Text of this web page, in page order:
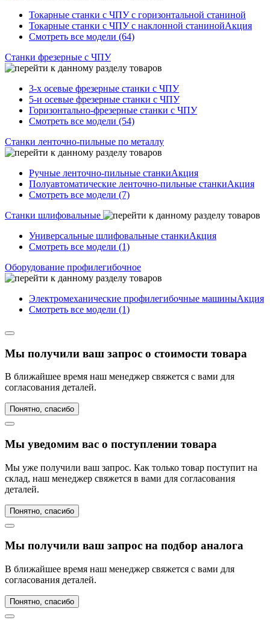
Токарные станки с ЧПУ с горизонтальной станиной
Токарные станки с ЧПУ с наклонной станинойАкция
Смотреть все модели (64)
Станки фрезерные с ЧПУ
3-х осевые фрезерные станки с ЧПУ
5-и осевые фрезерные станки с ЧПУ
Горизонтально-фрезерные станки с ЧПУ
Смотреть все модели (54)
Станки ленточно-пильные по металлу
Ручные ленточно-пильные станкиАкция
Полуавтоматические ленточно-пильные станкиАкция
Смотреть все модели (7)
Станки шлифовальные
Универсальные шлифовальные станкиАкция
Смотреть все модели (1)
Оборудование профилегибочное
Электромеханические профилегибочные машиныАкция
Смотреть все модели (1)
Мы получили ваш запрос о стоимости товара
В ближайшее время наш менеджер свяжется с вами для
согласования деталей.
Понятно, спасибо
Мы уведомим вас о поступлении товара
Мы уже получили ваш запрос. Как только товар поступит на
склад, наш менеджер свяжется в вами для согласования
деталей.
Понятно, спасибо
Мы получили ваш запрос на подбор аналога
В ближайшее время наш менеджер свяжется с вами для
согласования деталей.
Понятно, спасибо